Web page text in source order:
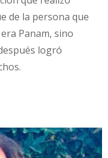
de la persona que
Panam, sino
logró